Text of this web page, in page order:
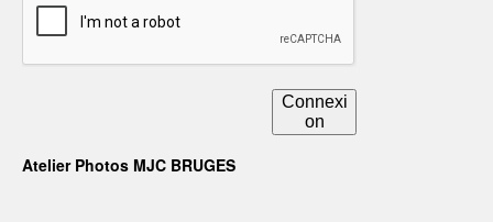
Connexi
on
Atelier Photos MJC BRUGES